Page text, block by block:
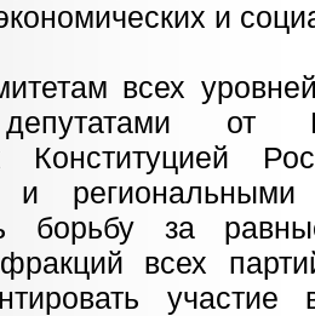
и
всех
депутатами от
Конституцией
региональными
борьбу за
всех